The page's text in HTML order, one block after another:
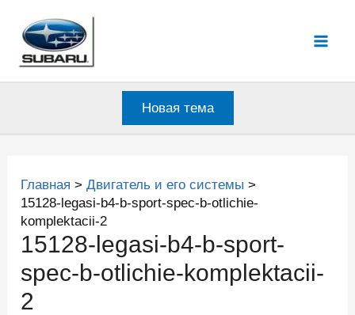
содержимому
Новая тема
Главная
Двигатель и его системы
15128-legasi-b4-b-sport-spec-b-otlichie-
komplektacii-2
15128-legasi-b4-b-sport-
spec-b-otlichie-komplektacii-
2